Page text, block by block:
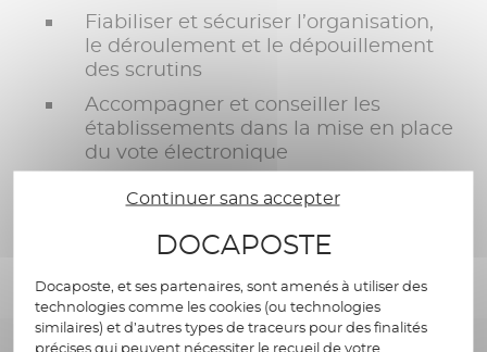
Fiabiliser et sécuriser l’organisation,
le déroulement et le dépouillement
des scrutins
Accompagner et conseiller les
établissements dans la mise en place
du vote électronique
Simplifier l’organisation des élections
et réduire la charge de travail des
établissements adhérents concernés.
Continuer sans accepter
DOCAPOSTE
Docaposte, et ses partenaires, sont amenés à utiliser des
technologies comme les cookies (ou technologies
similaires) et d’autres types de traceurs pour des finalités
précises qui peuvent nécessiter le recueil de votre